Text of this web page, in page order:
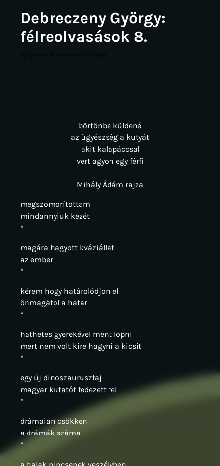
Debreczeny György:
félreolvasások 8.
börtönbe küldené
az ügyészség a kutyát
akit kalapáccsal
vert agyon egy férfi
Mihály Ádám rajza
megszomorítottam
mindannyiuk kezét
*
magára hagyott kváziállat
az ember
*
kérem hogy határolódjon el
önmagától a határ
*
hathetes gyerekével ment lopni
mert nem volt kire hagyni a kicsit
*
egy új dinoszauruszfaj
magyar kutatót fedezett fel
*
drámaian csökken
a drámák száma
*
a halak nincsenek veszélyben